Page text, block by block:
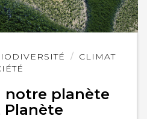
CLIMAT
notre planète
Planète